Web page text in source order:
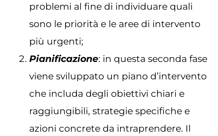
problemi al fine di individuare quali
sono le priorità e le aree di intervento
più urgenti;
Pianificazione: in questa seconda fase
viene sviluppato un piano d’intervento
che includa degli obiettivi chiari e
raggiungibili, strategie specifiche e
azioni concrete da intraprendere. Il